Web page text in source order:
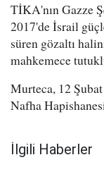
TİKA'nın Gazze
2017'de İsrail
süren gözaltı
mahkemece
Murteca, 12
Nafha
İlgili Haberler